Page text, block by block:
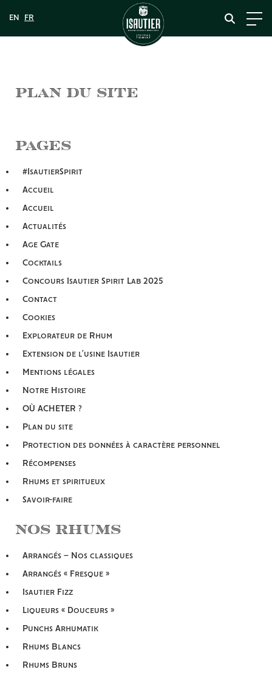
Plan du site
Pages
#IsautierSpirit
Accueil
Accueil
Actualités
Age Gate
Cocktails
Concours Isautier Spirit Lab 2025
Contact
Cookies
Explorateur de Rhum
Extension de l’usine Isautier
Mentions légales
Notre Histoire
OÙ ACHETER ?
Plan du site
Protection des données à caractère personnel
Récompenses
Rhums et spiritueux
Savoir-faire
Nos Rhums
Arrangés – Nos classiques
Arrangés « Fresque »
Isautier Fizz
Liqueurs « Douceurs »
Punchs Arhumatik
Rhums Blancs
Rhums Bruns